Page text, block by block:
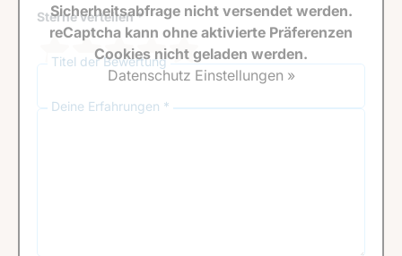
Sterne verteilen *
Titel der Bewertung
Deine Erfahrungen *
Sicherheitsabfrage nicht versendet werden.
reCaptcha kann ohne aktivierte Präferenzen
Cookies nicht geladen werden.
Datenschutz Einstellungen »